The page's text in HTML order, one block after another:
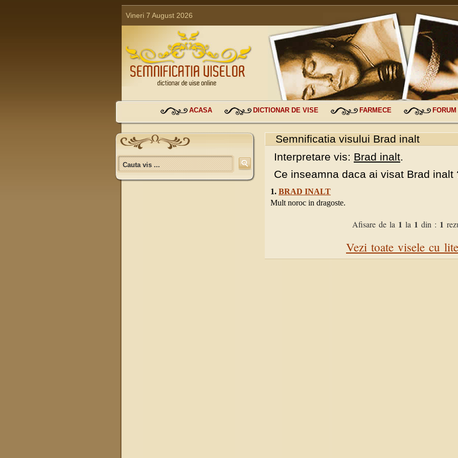
Vineri 7 August 2026
ACASA DICTIONAR DE VISE FARMECE FORUM
Semnificatia visului Brad inalt
Interpretare vis: Brad inalt.
Ce inseamna daca ai visat Brad inalt
1. BRAD INALT
Mult noroc in dragoste.
Afisare de la 1 la 1 din : 1
Vezi toate visele cu